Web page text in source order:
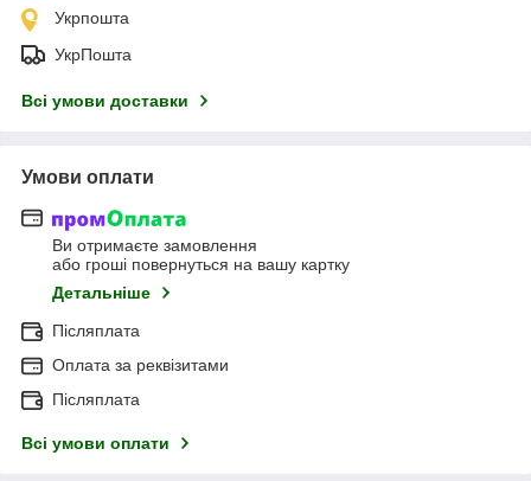
Укрпошта
УкрПошта
Всі умови доставки
Умови оплати
Ви отримаєте замовлення
або гроші повернуться на вашу картку
Детальніше
Післяплата
Оплата за реквізитами
Післяплата
Всі умови оплати